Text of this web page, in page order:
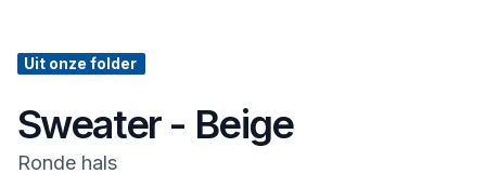
Uit onze folder
Sweater - Beige
Ronde hals